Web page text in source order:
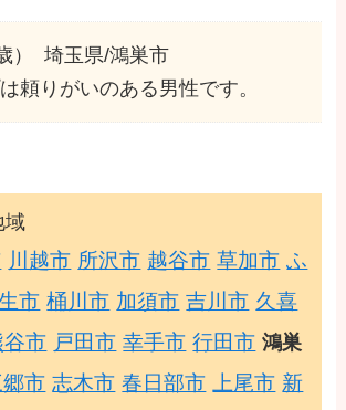
）
埼玉県/鴻巣市
頼りがいのある男性です。
域
川越市 所沢市 越谷市 草加市 ふ
市 桶川市 加須市 吉川市 久喜
谷市 戸田市 幸手市 行田市 鴻巣
郷市 志木市 春日部市 上尾市 新